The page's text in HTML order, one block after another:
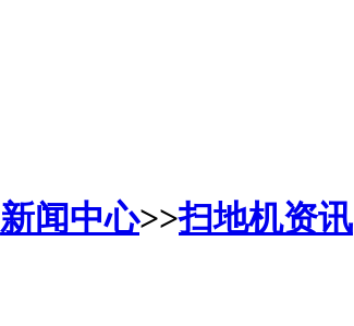
新闻中心>>扫地机资讯